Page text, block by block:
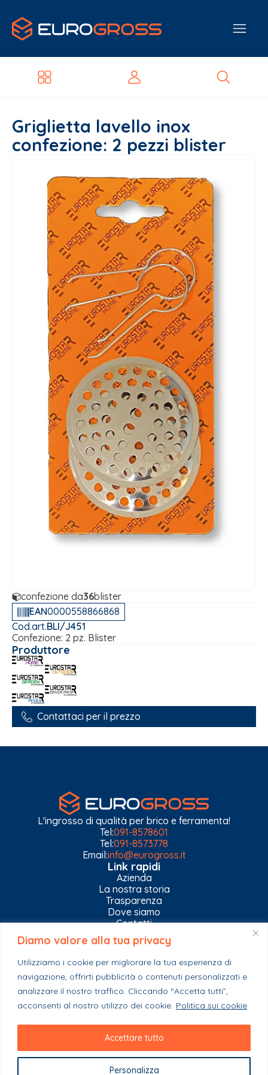
Diamo valore alla tua privacy
Utilizziamo i cookie per migliorare la tua esperienza di
navigazione, offrirti pubblicità o contenuti personalizzati e
analizzare il nostro traffico. Cliccando “Accetta tutti”,
acconsenti al nostro utilizzo dei cookie. Politica sui cookie
Personalizza
Accettare tutto
Griglietta lavello inox
confezione: 2 pezzi blister
confezione da36blister
EAN0000558866868
Cod.art.BLI/J451
Confezione: 2 pz. Blister
Produttore
Contattaci per il prezzo
L'ingrosso di qualità per brico e ferramenta!
Tel:091-8578601
Tel:091-8573778
Email:info@eurogross.it
Link rapidi
Azienda
La nostra storia
Trasparenza
Dove siamo
Contatti
Privacy Policy
Gestisci impostazioni Cookies
Esplora il catalogo
Casa
Ferramenta & Co.
Giardino e agricoltura
Stagionali